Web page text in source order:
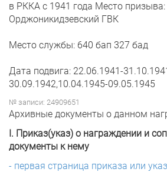
в РККА с 1941 года Место призыва:
Орджоникидзевский ГВК
Место службы: 640 бап 327 бад
Дата подвига: 22.06.1941-
30.09.1942,10.04.1945-09.05.1945
№ записи: 24909651
Архивные документы о данном
I. Приказ(указ) о награждении и
документы к нему
- первая страница приказа или